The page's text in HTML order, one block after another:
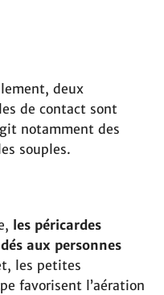
deux
de contact sont
notamment des
souples.
les péricardes
aux personnes
les petites
favorisent l’aération